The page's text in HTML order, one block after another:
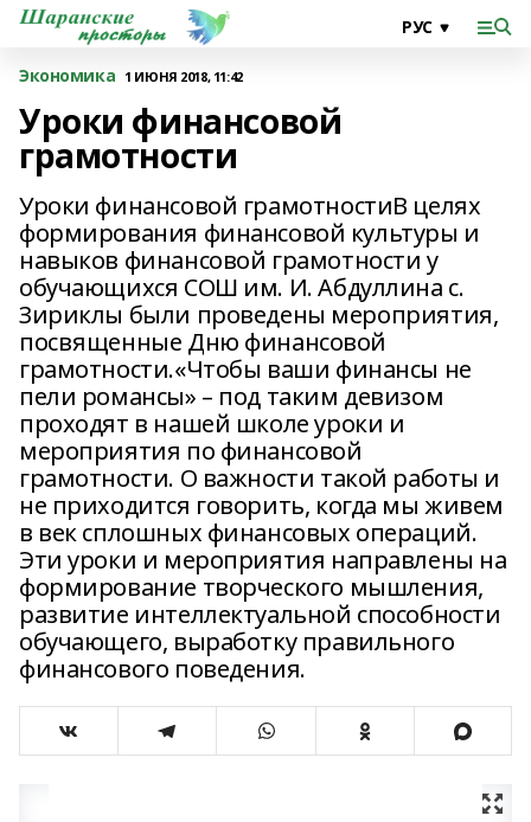
Экономика 1 ИЮНЯ 2018, 11:42
Уроки финансовой
грамотности
Уроки финансовой грамотностиВ целях
формирования финансовой культуры и
навыков финансовой грамотности у
обучающихся СОШ им. И. Абдуллина с.
Зириклы были проведены мероприятия,
посвященные Дню финансовой
грамотности.«Чтобы ваши финансы не
пели романсы» – под таким девизом
проходят в нашей школе уроки и
мероприятия по финансовой
грамотности. О важности такой работы и
не приходится говорить, когда мы живем
в век сплошных финансовых операций.
Эти уроки и мероприятия направлены на
формирование творческого мышления,
развитие интеллектуальной способности
обучающего, выработку правильного
финансового поведения.